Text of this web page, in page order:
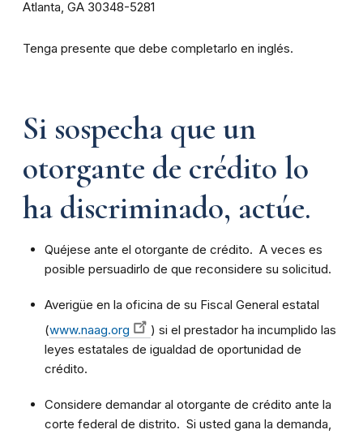
Atlanta, GA 30348-5281
Tenga presente que debe completarlo en inglés.
Si sospecha que un
otorgante de crédito lo
ha discriminado, actúe.
Quéjese ante el otorgante de crédito. A veces es
posible persuadirlo de que reconsidere su solicitud.
Averigüe en la oficina de su Fiscal General estatal
(www.naag.org
) si el prestador ha incumplido las
leyes estatales de igualdad de oportunidad de
crédito.
Considere demandar al otorgante de crédito ante la
corte federal de distrito. Si usted gana la demanda,